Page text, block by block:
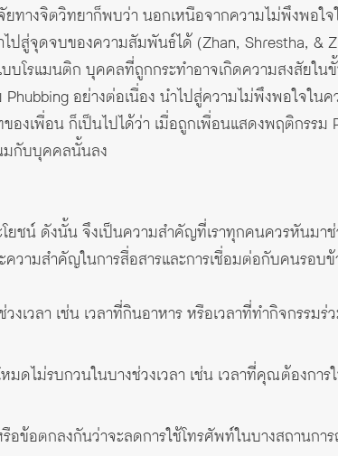
ยทางจิตวิทยาก็พบว่า นอกเหนือจากความไม่พึงพอใ
ปสู่จุดจบของความสัมพันธ์ได้ (Zhan, Shrestha, &
โรแมนติก บุคคลที่ถูกกระทำอาจเกิดความสงสัยใน
อย่างต่อเนื่อง นำไปสู่ความไม่พึงพอใจในค
เพื่อน ก็เป็นไปได้ว่า เมื่อถูกเพื่อนแสดงพฤติกรรม
มกับบุคคลนั้นลง
ยชน์ ดังนั้น จึงเป็นความสำคัญที่เราทุกคนควรหันมา
วามสำคัญในการสื่อสารและการเชื่อมต่อกับคนรอบข้
งเวลา เช่น เวลาที่กินอาหาร หรือเวลาที่ทำกิจกรรม
มดไม่รบกวนในบางช่วงเวลา เช่น เวลาที่คุณต้องการ
ข้อตกลงกันว่าจะลดการใช้โทรศัพท์ในบางสถานกา